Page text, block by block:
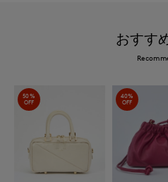
おすす
50%
OFF
40%
OFF